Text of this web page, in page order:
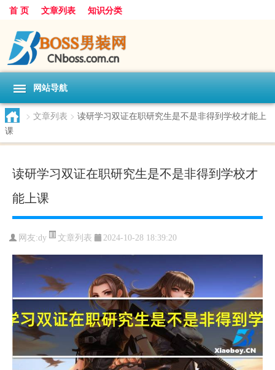
首 页 文章列表 知识分类
网站导航
> 文章列表 > 读研学习双证在职研究生是不是非得到学校才能上
课
读研学习双证在职研究生是不是非得到学校才
能上课
网友:dy 文章列表 2024-10-28 18:39:20